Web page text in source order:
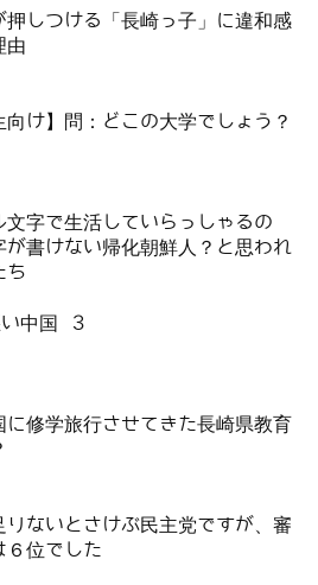
押しつける「長崎っ子」に違和感
由
向け】問：どこの大学でしょう？
文字で生活していらっしゃるの
が書けない帰化朝鮮人？と思われ
ち
い中国 3
に修学旅行させてきた長崎県教育
りないとさけぶ民主党ですが、審
６位でした